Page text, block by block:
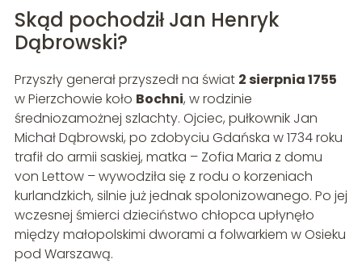
Skąd pochodził Jan Henryk
Dąbrowski?
Przyszły generał przyszedł na świat 2 sierpnia 1755
w Pierzchowie koło Bochni, w rodzinie
średniozamożnej szlachty. Ojciec, pułkownik Jan
Michał Dąbrowski, po zdobyciu Gdańska w 1734 roku
trafił do armii saskiej, matka – Zofia Maria z domu
von Lettow – wywodziła się z rodu o korzeniach
kurlandzkich, silnie już jednak spolonizowanego. Po jej
wczesnej śmierci dzieciństwo chłopca upłynęło
między małopolskimi dworami a folwarkiem w Osieku
pod Warszawą.